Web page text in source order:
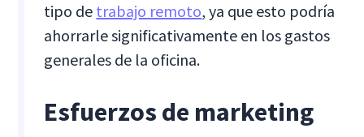
tipo de trabajo remoto, ya que esto podría
ahorrarle significativamente en los gastos
generales de la oficina.
Esfuerzos de marketing